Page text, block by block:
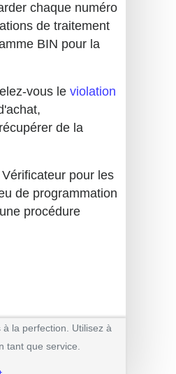
chaque numéro
de traitement
BIN pour la
vous le violation
de la
pour les
de programmation
procédure
la perfection. Utilisez à
tant que service.